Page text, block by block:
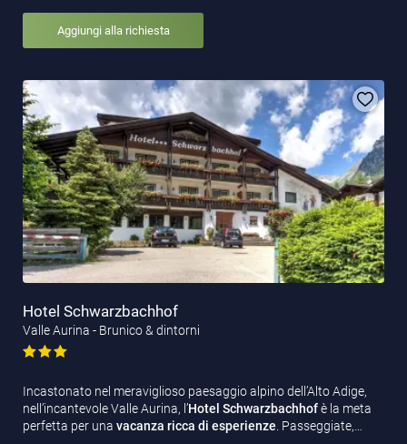
Aggiungi alla richiesta
Hotel Schwarzbachhof
Valle Aurina - Brunico & dintorni
Incastonato nel meraviglioso paesaggio alpino dell’Alto Adige,
nell’incantevole Valle Aurina, l’Hotel Schwarzbachhofè la meta
perfetta per una vacanza ricca di esperienze. Passeggiate,…